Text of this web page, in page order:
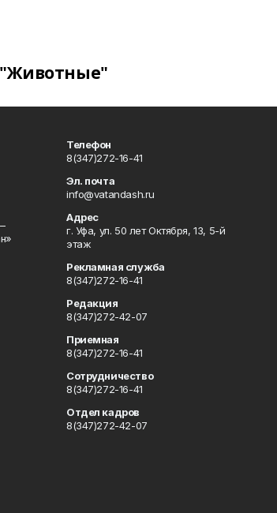
"Животные"
Телефон
8(347)272-16-41
Эл. почта
info@vatandash.ru
Адрес
г. Уфа, ул. 50 лет Октября, 13, 5-й
этаж
Рекламная служба
8(347)272-16-41
Редакция
8(347)272-42-07
Приемная
8(347)272-16-41
Сотрудничество
8(347)272-16-41
Отдел кадров
8(347)272-42-07